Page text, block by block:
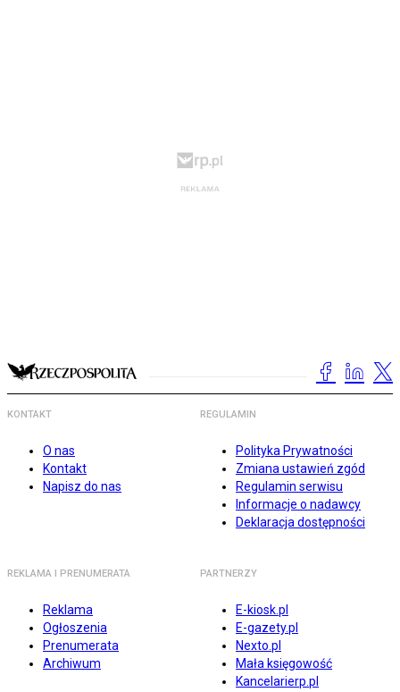
KONTAKT
O nas
Kontakt
Napisz do nas
REGULAMIN
Polityka Prywatności
Zmiana ustawień zgód
Regulamin serwisu
Informacje o nadawcy
Deklaracja dostępności
REKLAMA I PRENUMERATA
Reklama
Ogłoszenia
Prenumerata
Archiwum
PARTNERZY
E-kiosk.pl
E-gazety.pl
Nexto.pl
Mała księgowość
Kancelarierp.pl